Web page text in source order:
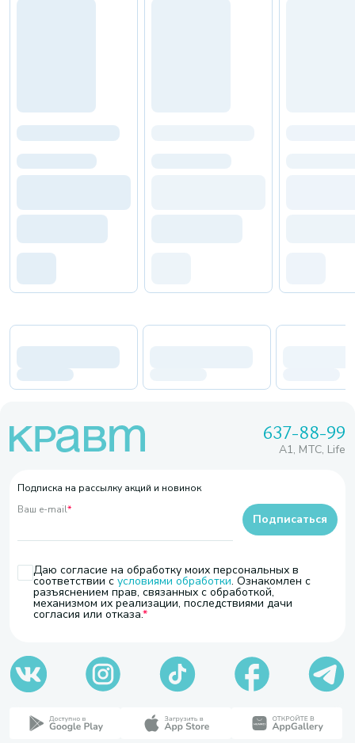
637-88-99
A1, МТС, Life
Подписка на рассылку акций и новинок
Ваш e-mail*
Даю согласие на обработку моих персональных в
соответствии с условиями обработки. Ознакомлен с
разъяснением прав, связанных с обработкой,
механизмом их реализации, последствиями дачи
согласия или отказа.
Подписаться